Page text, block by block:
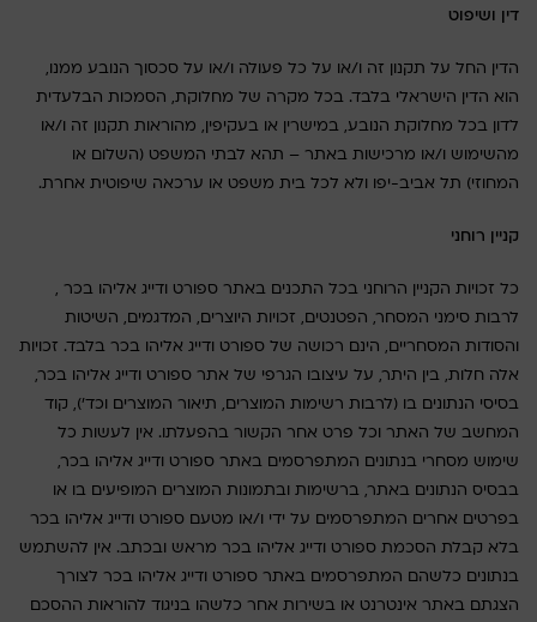
דין ושיפוט
הדין החל על תקנון זה ו/או על כל פעולה ו/או על סכסוך הנובע ממנו,
הוא הדין הישראלי בלבד. בכל מקרה של מחלוקת, הסמכות הבלעדית
לדון בכל מחלוקת הנובע, במישרין או בעקיפין, מהוראות תקנון זה ו/או
מהשימוש ו/או מרכישות באתר – תהא לבתי המשפט (השלום או
המחוזי) תל אביב-יפו ולא לכל בית משפט או ערכאה שיפוטית אחרת.
קניין רוחני
כל זכויות הקניין הרוחני בכל התכנים באתר ספורט ודייג אליהו בכר ,
לרבות סימני המסחר, הפטנטים, זכויות היוצרים, המדגמים, השיטות
והסודות המסחריים, הינם רכושה של ספורט ודייג אליהו בכר בלבד. זכויות
אלה חלות, בין היתר, על עיצובו הגרפי של אתר ספורט ודייג אליהו בכר,
בסיסי הנתונים בו (לרבות רשימות המוצרים, תיאור המוצרים וכד'), קוד
המחשב של האתר וכל פרט אחר הקשור בהפעלתו. אין לעשות כל
שימוש מסחרי בנתונים המתפרסמים באתר ספורט ודייג אליהו בכר,
בבסיס הנתונים באתר, ברשימות ובתמונות המוצרים המופיעים בו או
בפרטים אחרים המתפרסמים על ידי ו/או מטעם ספורט ודייג אליהו בכר
בלא קבלת הסכמת ספורט ודייג אליהו בכר מראש ובכתב. אין להשתמש
בנתונים כלשהם המתפרסמים באתר ספורט ודייג אליהו בכר לצורך
הצגתם באתר אינטרנט או בשירות אחר כלשהו בניגוד להוראות ההסכם